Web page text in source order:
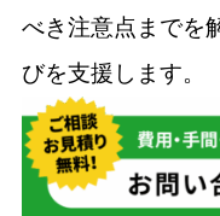
べき注意点までを
びを支援します。